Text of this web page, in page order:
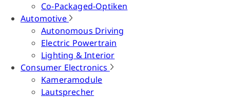
Co-Packaged-Optiken
Automotive
Autonomous Driving
Electric Powertrain
Lighting & Interior
Consumer Electronics
Kameramodule
Lautsprecher